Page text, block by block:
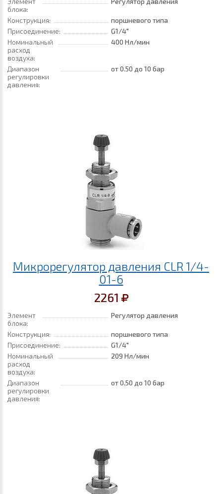
блока:
Конструкция:
поршневого типа
Присоединение:
G1/4"
Номинальный
расход
воздуха:
400 Нл/мин
Диапазон
регулировки
давления:
от 0.50 до 10 бар
Микрорегулятор давления CLR 1/4-
01-6
2261
Элемент
блока:
Регулятор давления
Конструкция:
поршневого типа
Присоединение:
G1/4"
Номинальный
расход
воздуха:
209 Нл/мин
Диапазон
регулировки
давления:
от 0.50 до 10 бар